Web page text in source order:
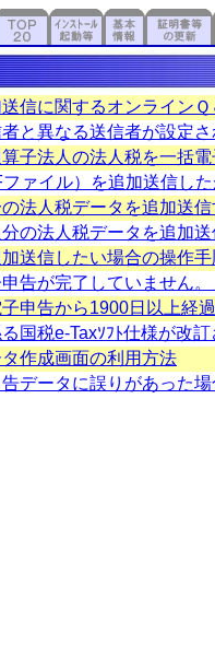
信に関するオンライン
と異なる送信者が設定
子法人の法人税を一括
ァイル）を追加送信し
法人税データを追加送
の法人税データを追加
送信したい場合の操作手
告が完了していません
申告から1900日以上経
国税e-Taxｿﾌﾄ仕様が改
作成画面の利用方法
データに誤りがあった